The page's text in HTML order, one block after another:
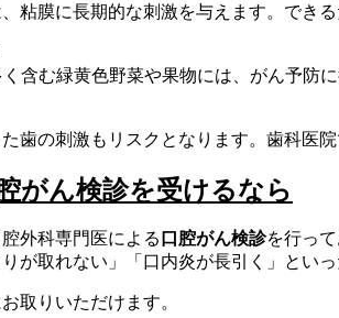
粘膜に長期的な刺激を与えます。できる
含む緑黄色野菜や果物には、がん予防に
歯の刺激もリスクとなります。歯科医院
がん検診を受けるなら
外科専門医による 口腔がん検診を行って
りが取れない」「口内炎が長引く」とい
取りいただけます。